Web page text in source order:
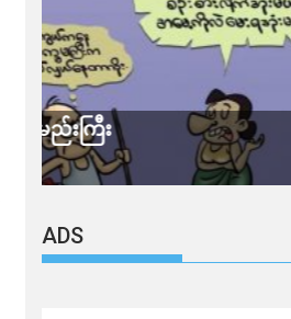
သတိ အိုမီခရွန်တဲ့
ADS